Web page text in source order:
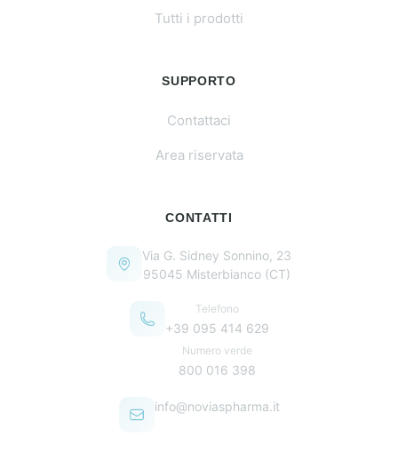
Tutti i prodotti
SUPPORTO
Contattaci
Area riservata
CONTATTI
Via G. Sidney Sonnino, 23
95045 Misterbianco (CT)
Telefono
+39 095 414 629
Numero verde
800 016 398
info@noviaspharma.it